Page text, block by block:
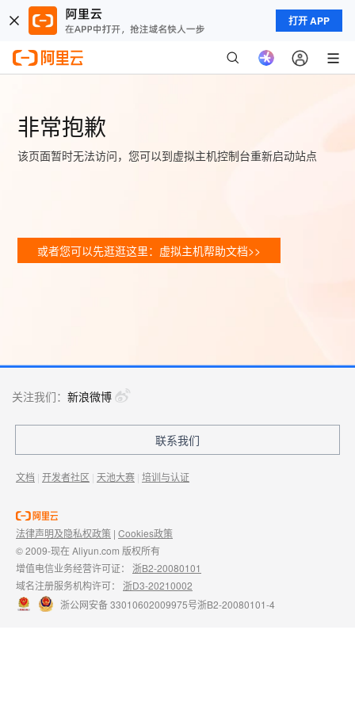
打开 APP
非常抱歉
该页面暂时无法访问，您可以到虚拟主机控制台重新启动站点
或者您可以先逛逛这里：虚拟主机帮助文档>>